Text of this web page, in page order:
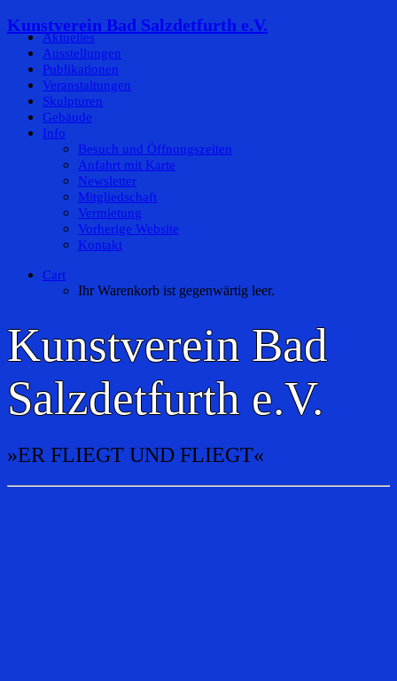
Kunstverein Bad Salzdetfurth e.V.
Aktuelles
Ausstellungen
Publikationen
Veranstaltungen
Skulpturen
Gebäude
Info
Besuch und Öffnungszeiten
Anfahrt mit Karte
Newsletter
Mitgliedschaft
Vermietung
Vorherige Website
Kontakt
Cart
Ihr Warenkorb ist gegenwärtig leer.
Kunstverein Bad
Salzdetfurth e.V.
»ER FLIEGT UND FLIEGT«